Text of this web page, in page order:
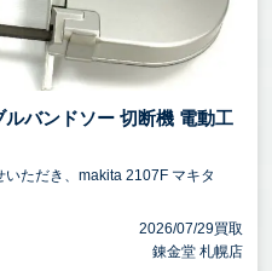
バンドソー 切断機 電動工
ただき、makita 2107F マキタ
2026/07/29買取
錬金堂 札幌店